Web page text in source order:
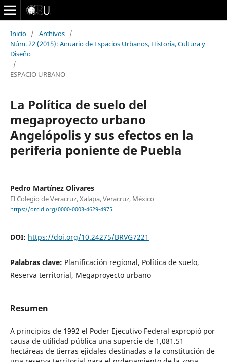
Inicio / Archivos /
Núm. 22 (2015): Anuario de Espacios Urbanos, Historia, Cultura y
Diseño
/
ESPACIO URBANO
La Política de suelo del
megaproyecto urbano
Angelópolis y sus efectos en la
periferia poniente de Puebla
Pedro Martínez Olivares
El Colegio de Veracruz, Xalapa, Veracruz, México
https://orcid.org/0000-0003-4629-4975
DOI: https://doi.org/10.24275/BRVG7221
Palabras clave: Planificación regional, Política de suelo,
Reserva territorial, Megaproyecto urbano
Resumen
A principios de 1992 el Poder Ejecutivo Federal expropió por
causa de utilidad pública una supercie de 1,081.51
hectáreas de tierras ejidales destinadas a la constitución de